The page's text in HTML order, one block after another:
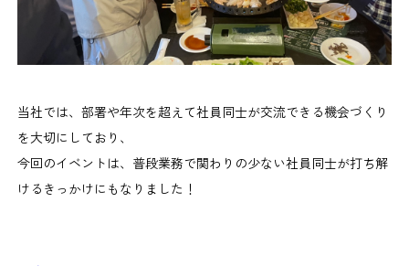
当社では、部署や年次を超えて社員同士が交流できる機会づくり
を大切にしており、
今回のイベントは、普段業務で関わりの少ない社員同士が打ち解
けるきっかけにもなりました！